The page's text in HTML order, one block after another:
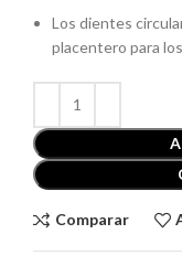
Los dientes
placentero para
Comparar